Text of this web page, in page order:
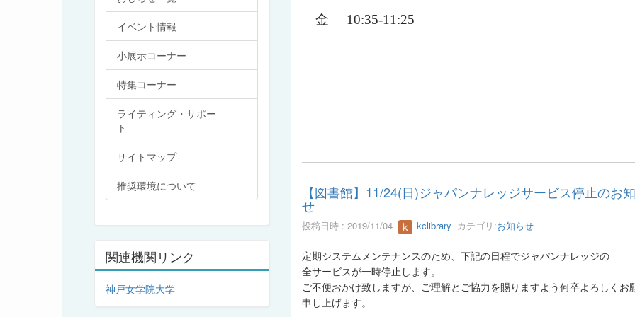
金 10:35-11:25
【図書館】11/24(日)ジャパンナレッジサービス停止のお
せ
投稿日時 : 2019/11/04 kclibrary カテゴリ:お知らせ
定期システムメンテナンスのため、下記の日程でジャパンナレッジの
全サービスが一時停止します。
ご不便おかけ致しますが、ご理解とご協力を賜りますよう何卒よろしくお
申し上げます。
イベント情報
小展示コーナー
特集コーナー
ライティング・サポー
ト
サイトマップ
推奨環境について
関連機関リンク
神戸女学院大学